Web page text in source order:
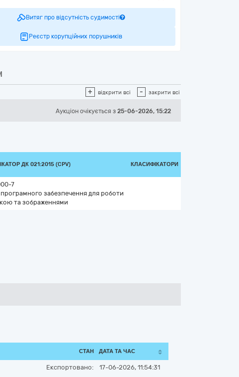
Витяг про відсутність судимості
Реєстр корупційних порушників
+ відкрити всі - закрити всі
Аукціон очікується з 25-06-2026, 15:22
ДК 021:2015 (CPV) КЛАСИФІКАТОРИ
7
забезпечення для роботи
та зображеннями
СТАН ДАТА ТА ЧАС
Експортовано: 17-06-2026, 11:54:31